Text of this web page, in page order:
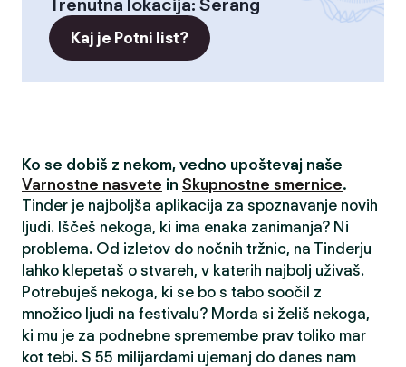
Trenutna lokacija: Serang
Kaj je Potni list?
Ko se dobiš z nekom, vedno upoštevaj naše
Varnostne nasvete in Skupnostne smernice.
Tinder je najboljša aplikacija za spoznavanje novih
ljudi. Iščeš nekoga, ki ima enaka zanimanja? Ni
problema. Od izletov do nočnih tržnic, na Tinderju
lahko klepetaš o stvareh, v katerih najbolj uživaš.
Potrebuješ nekoga, ki se bo s tabo soočil z
množico ljudi na festivalu? Morda si želiš nekoga,
ki mu je za podnebne spremembe prav toliko mar
kot tebi. S 55 milijardami ujemanj do danes nam